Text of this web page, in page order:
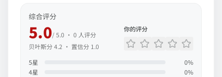
综合评分
5.0/ 5.0 · 0 人评分
贝叶斯分4.2 · 置信分 1.0
你的评分
5星 0%
4星 0%